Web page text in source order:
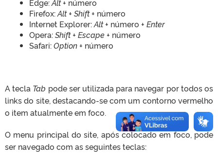
Edge:Alt+ número
Firefox:Alt + Shift+ número
Internet Explorer:Alt+ número + Enter
Opera:Shift + Escape+ número
Safari:Option+ número
A tecla Tab pode ser utilizada para navegar por todos os
links do site, destacando-se com um contorno vermelho
o item atualmente em foco.
O menu principal do site, após colocado em foco, pode
ser navegado com as seguintes teclas: